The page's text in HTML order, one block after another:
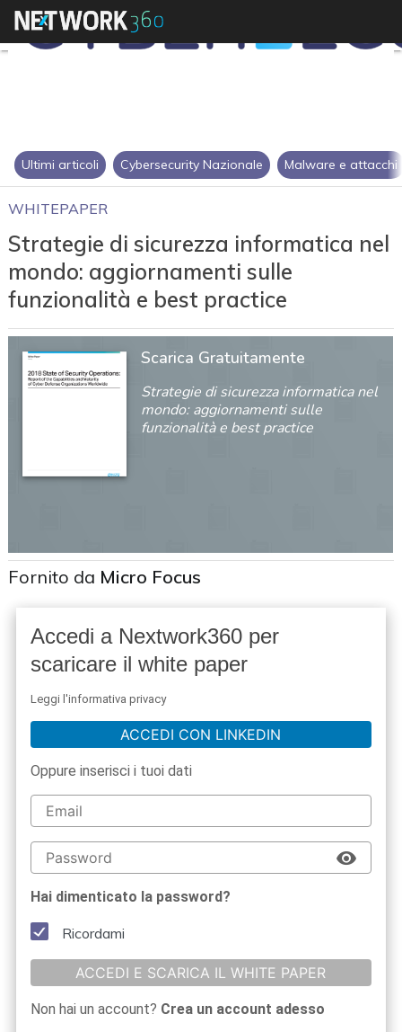
Ultimi articoli Cybersecurity Nazionale Malware e attacchi
WHITEPAPER
Strategie di sicurezza informatica nel
mondo: aggiornamenti sulle
funzionalità e best practice
Scarica Gratuitamente
Strategie di sicurezza informatica nel
mondo: aggiornamenti sulle
funzionalità e best practice
Fornito da Micro Focus
Accedi a Nextwork360 per
scaricare il white paper
Leggi l'informativa privacy
ACCEDI CON LINKEDIN
Oppure inserisci i tuoi dati
Hai dimenticato la password?
Ricordami
ACCEDI E SCARICA IL WHITE PAPER
Non hai un account? Crea un account adesso